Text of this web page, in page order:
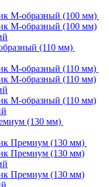
М-образный (100 мм)
М-образный (100 мм)
(110 мм)
М-образный (110 мм)
М-образный (110 мм)
М-образный (110 мм)
(130 мм)
Премиум (130 мм)
Премиум (130 мм)
Премиум (130 мм)